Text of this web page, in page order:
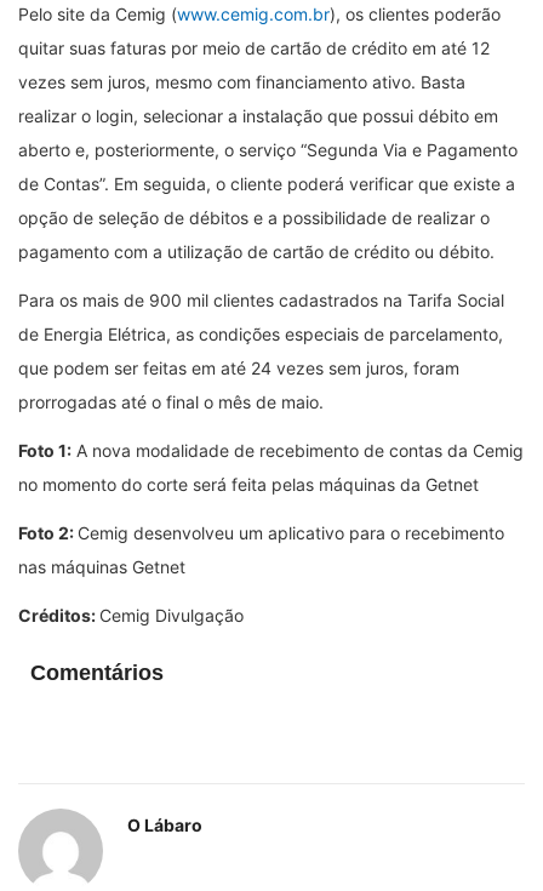
Pelo site da Cemig (www.cemig.com.br), os clientes poderão
quitar suas faturas por meio de cartão de crédito em até 12
vezes sem juros, mesmo com financiamento ativo. Basta
realizar o login, selecionar a instalação que possui débito em
aberto e, posteriormente, o serviço “Segunda Via e Pagamento
de Contas”. Em seguida, o cliente poderá verificar que existe a
opção de seleção de débitos e a possibilidade de realizar o
pagamento com a utilização de cartão de crédito ou débito.
Para os mais de 900 mil clientes cadastrados na Tarifa Social
de Energia Elétrica, as condições especiais de parcelamento,
que podem ser feitas em até 24 vezes sem juros, foram
prorrogadas até o final o mês de maio.
Foto 1: A nova modalidade de recebimento de contas da Cemig
no momento do corte será feita pelas máquinas da Getnet
Foto 2: Cemig desenvolveu um aplicativo para o recebimento
nas máquinas Getnet
Créditos: Cemig Divulgação
Comentários
O Lábaro